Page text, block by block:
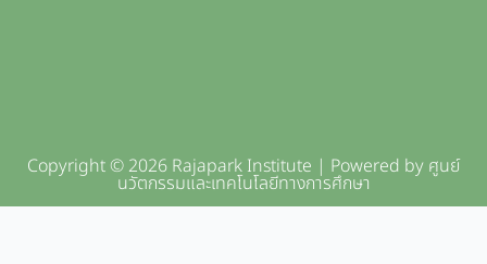
Copyright © 2026 Rajapark Institute | Powered by ศูนย์
นวัตกรรมและเทคโนโลยีทางการศึกษา